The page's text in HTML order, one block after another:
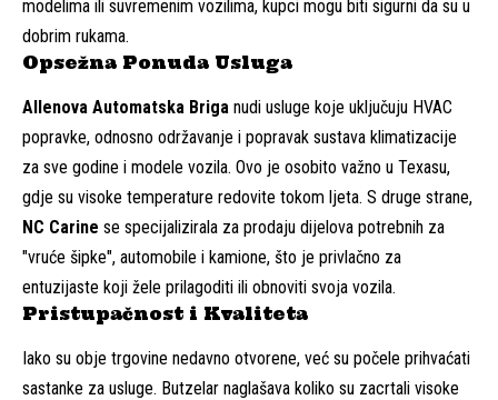
modelima ili suvremenim vozilima, kupci mogu biti sigurni da su u
dobrim rukama.
Opsežna Ponuda Usluga
Allenova Automatska Briga nudi usluge koje uključuju HVAC
popravke, odnosno održavanje i popravak sustava klimatizacije
za sve godine i modele vozila. Ovo je osobito važno u Texasu,
gdje su visoke temperature redovite tokom ljeta. S druge strane,
NC Carine se specijalizirala za prodaju dijelova potrebnih za
"vruće šipke", automobile i kamione, što je privlačno za
entuzijaste koji žele prilagoditi ili obnoviti svoja vozila.
Pristupačnost i Kvaliteta
Iako su obje trgovine nedavno otvorene, već su počele prihvaćati
sastanke za usluge. Butzelar naglašava koliko su zacrtali visoke